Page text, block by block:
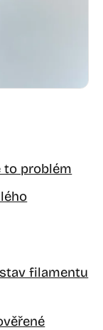
to problém
filamentu